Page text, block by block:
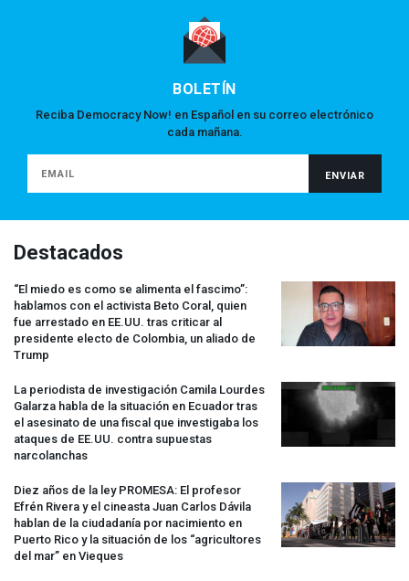
BOLETÍN
Reciba Democracy Now! en Español en su correo electrónico
cada mañana.
Destacados
“El miedo es como se alimenta el fascimo”:
hablamos con el activista Beto Coral, quien
fue arrestado en EE.UU. tras criticar al
presidente electo de Colombia, un aliado de
Trump
La periodista de investigación Camila Lourdes
Galarza habla de la situación en Ecuador tras
el asesinato de una fiscal que investigaba los
ataques de EE.UU. contra supuestas
narcolanchas
Diez años de la ley PROMESA: El profesor
Efrén Rivera y el cineasta Juan Carlos Dávila
hablan de la ciudadanía por nacimiento en
Puerto Rico y la situación de los “agricultores
del mar” en Vieques